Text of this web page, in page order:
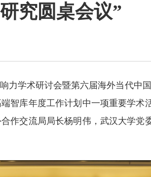
究圆桌会议”
力学术研讨会暨第六届海外当代
智库年度工作计划中一项重要学术
作交流局局长杨明伟，武汉大学